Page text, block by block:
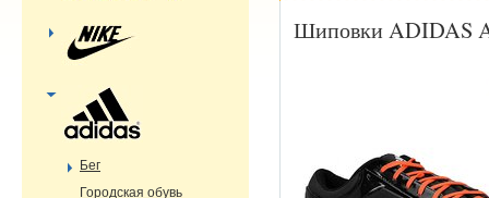
Шиповки ADIDAS
Бег
Городская обувь